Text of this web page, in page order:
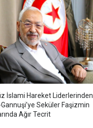
İslami Hareket Liderlerinden
Seküler Faşizmin
Ağır Tecrit